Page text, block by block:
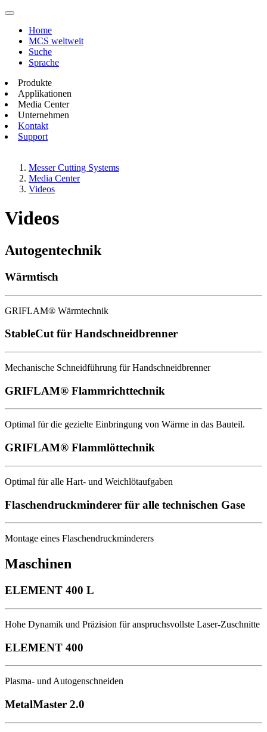
Home
MCS weltweit
Suche
Sprache
Produkte
Applikationen
Media Center
Unternehmen
Kontakt
Support
Messer Cutting Systems
Media Center
Videos
Videos
Autogentechnik
Wärmtisch
GRIFLAM® Wärmtechnik
StableCut für Handschneidbrenner
Mechanische Schneidführung für Handschneidbrenner
GRIFLAM® Flammrichttechnik
Optimal für die gezielte Einbringung von Wärme in das Bauteil.
GRIFLAM® Flammlöttechnik
Optimal für alle Hart- und Weichlötaufgaben
Flaschendruckminderer für alle technischen Gase
Montage eines Flaschendruckminderers
Maschinen
ELEMENT 400 L
Hohe Dynamik und Präzision für anspruchsvollste Laser-Zuschnitte
ELEMENT 400
Plasma- und Autogenschneiden
MetalMaster 2.0